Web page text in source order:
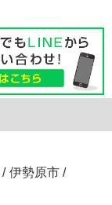
/ 伊勢原市 /